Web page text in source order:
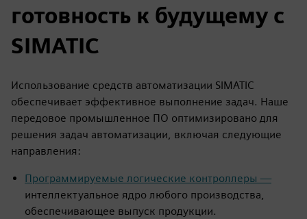
готовность к будущему с
SIMATIC
Использование средств автоматизации SIMATIC
обеспечивает эффективное выполнение задач. Наше
передовое промышленное ПО оптимизировано для
решения задач автоматизации, включая следующие
направления:
Программируемые логические контроллеры —
интеллектуальное ядро любого производства,
обеспечивающее выпуск продукции.